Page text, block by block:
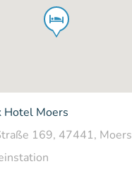
Hotel Moers
169, 47441, Moers